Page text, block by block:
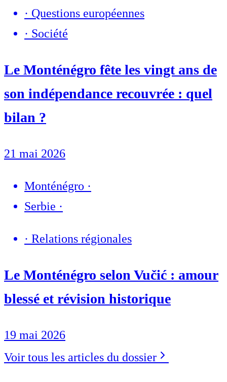
· Questions européennes
· Société
Le Monténégro fête les vingt ans de
son indépendance recouvrée : quel
bilan ?
21 mai 2026
Monténégro ·
Serbie ·
· Relations régionales
Le Monténégro selon Vučić : amour
blessé et révision historique
19 mai 2026
Voir tous les articles du dossier